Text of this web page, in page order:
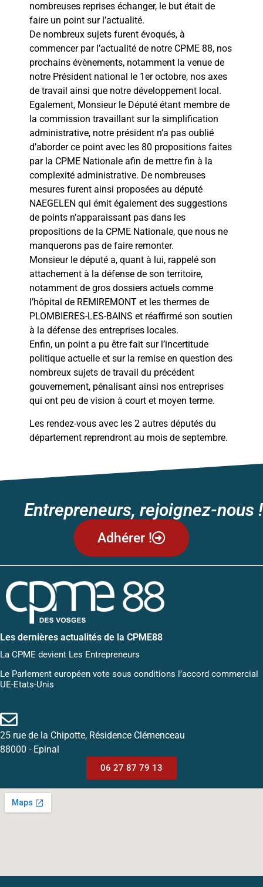
nombreuses reprises échanger, le but était de
faire un point sur l’actualité.
De nombreux sujets furent évoqués, à
commencer par l’actualité de notre CPME 88, nos
prochains évènements, notamment la venue de
notre Président national le 1er octobre, nos axes
de travail ainsi que notre développement local.
Egalement, Monsieur le Député étant membre de
la commission travaillant sur la simplification
administrative, notre président n’a pas oublié
d’aborder ce point avec les 80 propositions faites
par la CPME Nationale afin de mettre fin à la
complexité administrative. De nombreuses
mesures furent ainsi proposées au député
NAEGELEN qui émit également des suggestions
de points n’apparaissant pas dans les
propositions de la CPME Nationale, que nous ne
manquerons pas de faire remonter.
Monsieur le député a, quant à lui, rappelé son
attachement à la défense de son territoire,
notamment de gros dossiers actuels comme
l’hôpital de REMIREMONT et les thermes de
PLOMBIERES-LES-BAINS et réaffirmé son soutien
à la défense des entreprises locales.
Enfin, un point a pu être fait sur l’incertitude
politique actuelle et sur la remise en question des
nombreux sujets de travail du précédent
gouvernement, pénalisant ainsi nos entreprises
qui ont peu de vision à court et moyen terme.
Les rendez-vous avec les 2 autres députés du
département reprendront au mois de septembre.
Entrepreneurs, rejoignez-nous !
Adhérer !
Les dernières actualités de la CPME88
La CPME devient Les Entrepreneurs
Le Parlement européen vote sous conditions l’accord commercial
UE-Etats-Unis
25 rue de la Chipotte, Résidence Clémenceau
88000 - Epinal
06 27 87 79 13